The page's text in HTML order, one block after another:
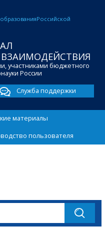
Российской
участниками бюджетного
России
Служба поддержки
материалы
пользователя